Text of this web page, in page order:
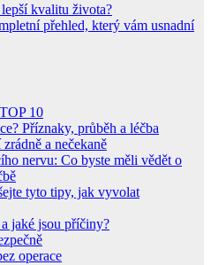
kvalitu života?
přehled, který vám usnadní
10
Příznaky, průběh a léčba
a nečekaně
nervu: Co byste měli vědět o
tyto tipy, jak vyvolat
jaké jsou příčiny?
operace